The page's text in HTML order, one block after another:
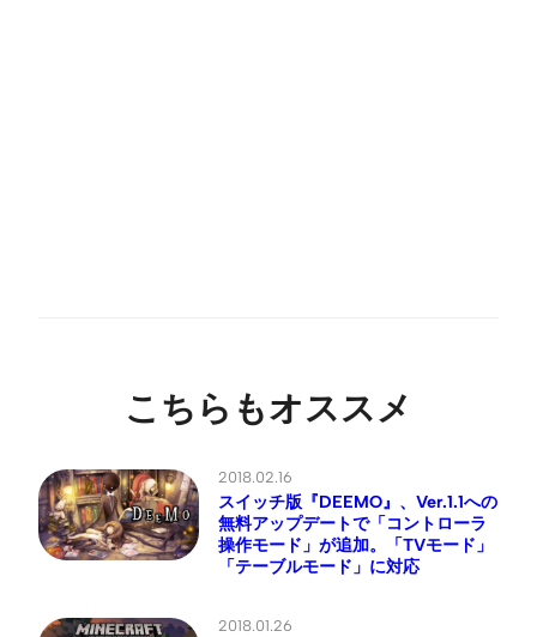
こちらもオススメ
2018.02.16
スイッチ版『DEEMO』、Ver.1.1への
無料アップデートで「コントローラ
操作モード」が追加。「TVモード」
「テーブルモード」に対応
2018.01.26